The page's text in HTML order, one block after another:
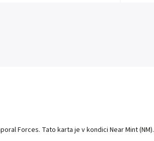
Forces. Tato karta je v kondici Near Mint (NM).